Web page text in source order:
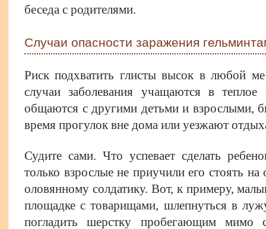
беседа с родителями.
Случаи опасности заражения
Риск подхватить глисты высок в любой
случаи заболевания учащаются в
общаются с другими детьми и взрослыми,
время прогулок вне дома или уезжают
Судите сами. Что успевает сделать
только взрослые не приучили его стоять
оловянному солдатику. Вот, к примеру,
площадке с товарищами, шлепнуться в
погладить шерстку пробегающим